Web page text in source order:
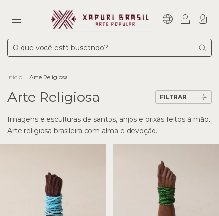
0
Início . Arte Religiosa
Arte Religiosa FILTRAR
Imagens e esculturas de santos, anjos e orixás feitos à mão.
Arte religiosa brasileira com alma e devoção.